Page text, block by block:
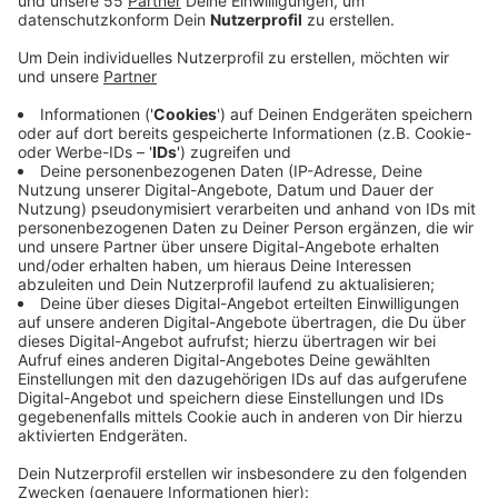
Betroffen sind aber nur Fahrzeuge, die erstmals
zugelassen werden. Wie der TÜV Nord in Kleve
anderem mit einem Notbremsassistenten,
Spurhalteassistenten, Müdigkeitswarner und einem
intelligenten Geschwindigkeitsassistenten
ausgestattet sein. Bei Wohnmobilen über 3,5 Tonnen
kommen weitere Assistenzsysteme zum Schutz von
Fußgängern und Radfahrern hinzu. Für Selbstausbauer
gibt es aber Entwarnung: Wer einen bereits
zugelassenen Transporter zum Wohnmobil umbaut,
muss die neuen EU-Vorgaben in der Regel nicht
nachrüsten. Anders sieht es bei Fahrzeugen aus, die
noch nie zugelassen waren. Hier gelten die neuen
Anforderungen. Der TÜV Nord empfiehlt deshalb, die
Zulassungsvoraussetzungen schon vor dem Kauf oder
Umbau prüfen zu lassen.